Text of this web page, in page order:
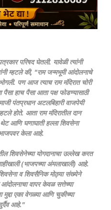
परिषद घेतली. यावेळी त्यांनी
म्हटले की, "राम जन्मभूमी आंदोलनाचे
पण आज त्याच राम मंदिरात चोरी
हाच पैसा आता पक्ष फोडण्यासाठी
पंतप्रधान अटलबिहारी वाजपेयी
होते. आता राम मंदिरातील दान
आणि घणाघाती हल्ला शिवसेना
केला आहे.
शिवसेनेच्या योगदानाचा उल्लेख करत
(भाजपच्या अंमलाखाली) आहे.
व शिवसैनिक मोठ्या संख्येने
वापर केवळ सत्तेच्या
मुद्दा एका वेगळ्या आणि चुकीच्या
आहे."